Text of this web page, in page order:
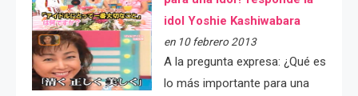
idol Yoshie Kashiwabara
en 10 febrero 2013
A la pregunta expresa: ¿Qué es
lo más importante para una